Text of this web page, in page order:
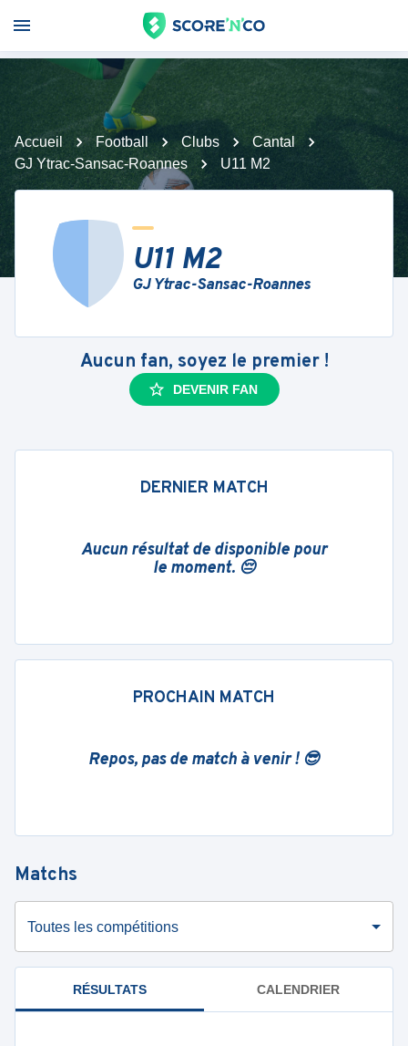
Accueil Football Clubs
Cantal
GJ Ytrac-Sansac-Roannes
U11 M2
U11 M2
GJ Ytrac-Sansac-Roannes
Aucun fan, soyez le premier !
DEVENIR FAN
DERNIER MATCH
Aucun résultat de disponible pour
le moment. 😔
PROCHAIN MATCH
Repos, pas de match à venir ! 😎
Matchs
Toutes les compétitions
RÉSULTATS CALENDRIER